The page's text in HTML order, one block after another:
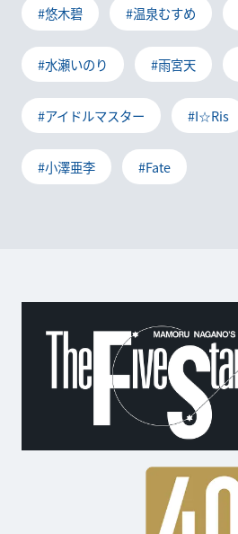
#悠木碧 #温泉むすめ
#水瀬いのり #雨宮天
#アイドルマスター #I☆Ris
#小澤亜李 #Fate